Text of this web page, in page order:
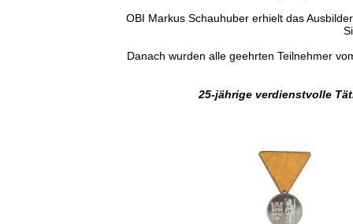
OBI Markus Schauhuber erhielt das
Danach wurden alle geehrten Teilnehmer
25-jährige verdienstvolle